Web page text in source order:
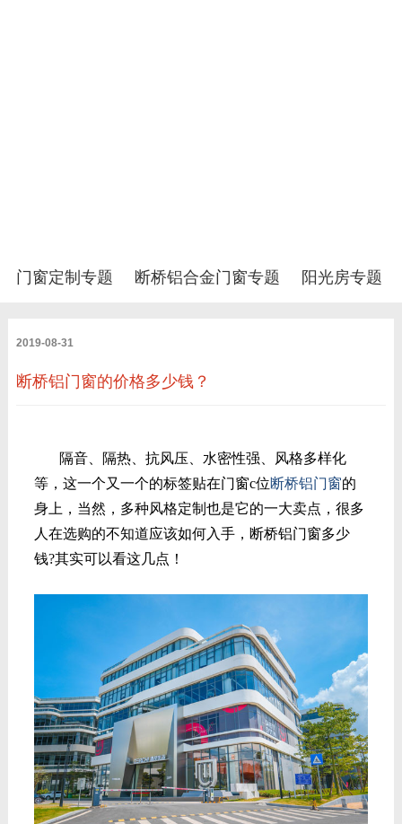
门窗定制专题 断桥铝合金门窗专题 阳光房专题
2019-08-31
断桥铝门窗的价格多少钱？
隔音、
隔热、抗风压、水密性强、风格多样化
等，这一个又一个的标签贴在门窗c位断桥铝门窗的
身上，当然，多种风格定制也是它的一大卖点，很多
人在选购的不知道应该如何入手，断桥铝门窗多少
钱?其实可以看这几点！